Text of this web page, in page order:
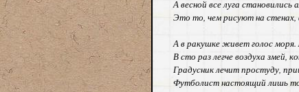
А весной все луга становились
Это то, чем рисуют на стенах,
А в ракушке живет голос
В сто раз легче воздуха змей,
Градусник лечит простуду,
Футболист настоящий лишь